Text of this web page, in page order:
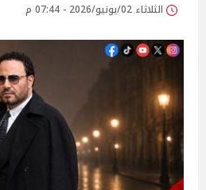
الثلاثاء 02/يونيو/2026 - 07:44 م